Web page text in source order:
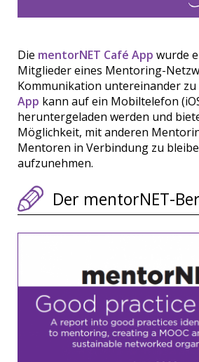
Die mentorNET Café App wurde
Mitglieder eines Mentoring-
Kommunikation untereinander
App kann auf ein Mobiltelefon
heruntergeladen werden und
Möglichkeit, mit anderen
Mentoren in Verbindung zu
aufzunehmen.
Der mentorNET-